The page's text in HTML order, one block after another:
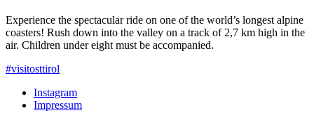
Experience the spectacular ride on one of the world’s longest alpine
coasters! Rush down into the valley on a track of 2,7 km high in the
air. Children under eight must be accompanied.
#visitosttirol
Instagram
Impressum